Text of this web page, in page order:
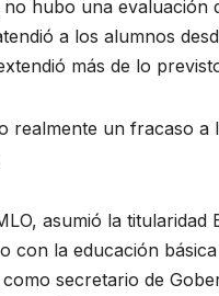
hubo una
a los alumnos
más de lo
realmente un fracaso
asumió la
con la educación
secretario de